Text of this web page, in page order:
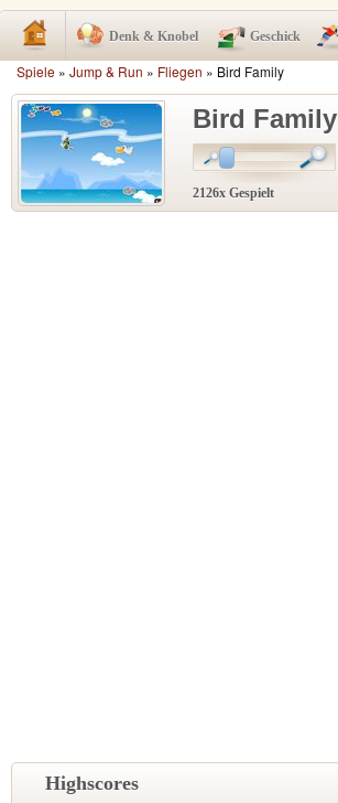
Denk & Knobel Geschick
Spiele » Jump & Run » Fliegen » Bird Family
Bird Family
2126x Gespielt
Highscores